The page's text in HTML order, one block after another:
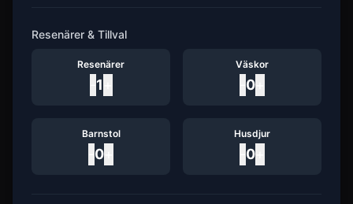
Resenärer & Tillval
Resenärer
1
Väskor
0
Barnstol
0
Husdjur
0